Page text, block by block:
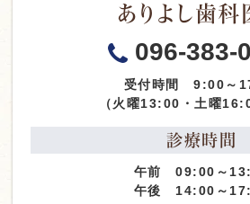
ありよし歯科
096-383-
受付時間 9:00～
（火曜13:00・土曜
診療時間
午前 09:00～
午後 14:00～